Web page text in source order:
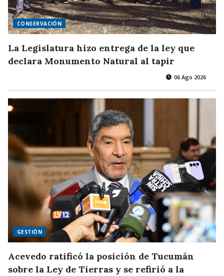
CONSERVACIÓN
La Legislatura hizo entrega de la ley que
declara Monumento Natural al tapir
06 Ago 2026
GESTIÓN
Acevedo ratificó la posición de Tucumán
sobre la Ley de Tierras y se refirió a la